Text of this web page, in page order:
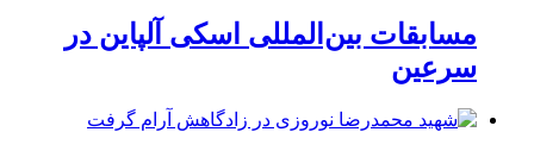
مسابقات بین‌المللی اسکی آلپاین در
سرعین